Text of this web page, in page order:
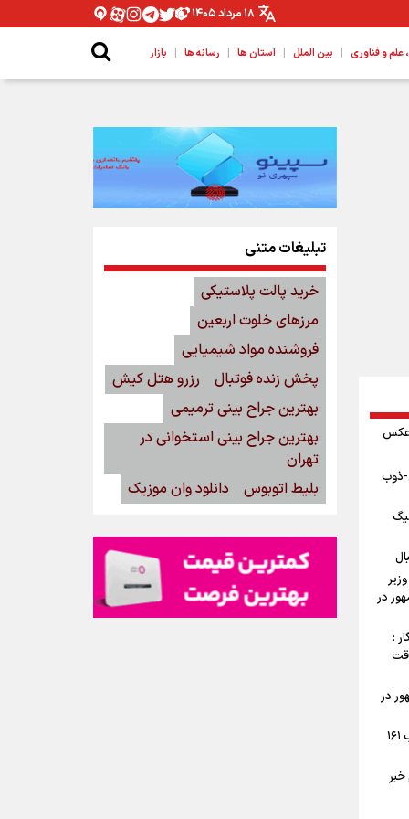
۱۸ مرداد ۱۴۰۵
و فناوری | بین الملل | استان ها | رسانه ها | بازار
عکس
ذوب
در
:
در
جوش و خروش اهالی تهرانپارس در شب ۱۶۱
تبلیغات متنی
خرید پالت پلاستیکی
مرزهای خلوت اربعین
فروشنده مواد شیمیایی
پخش زنده فوتبال
رزرو هتل کیش
بهترین جراح بینی ترمیمی
بهترین جراح بینی استخوانی در
تهران
بلیط اتوبوس
دانلود وان موزیک